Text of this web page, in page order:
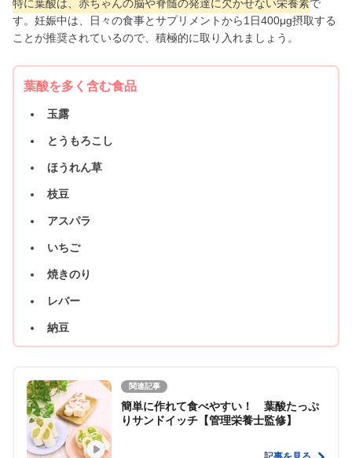
特に葉酸は、赤ちゃんの脳や脊髄の発達に欠かせない栄養素で
す。妊娠中は、日々の食事とサプリメントから1日400μg摂取する
ことが推奨されているので、積極的に取り入れましょう。
葉酸を多く含む食品
玉露
とうもろこし
ほうれん草
枝豆
アスパラ
いちご
焼きのり
レバー
納豆
関連記事
簡単に作れて食べやすい！ 葉酸たっぷ
りサンドイッチ【管理栄養士監修】